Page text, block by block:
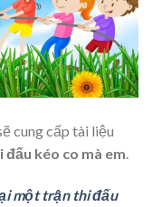
cung cấp tài liệu
kéo co mà em
một trận thi đấu